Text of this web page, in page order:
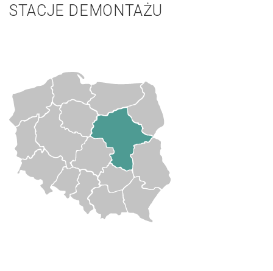
STACJE DEMONTAŻU